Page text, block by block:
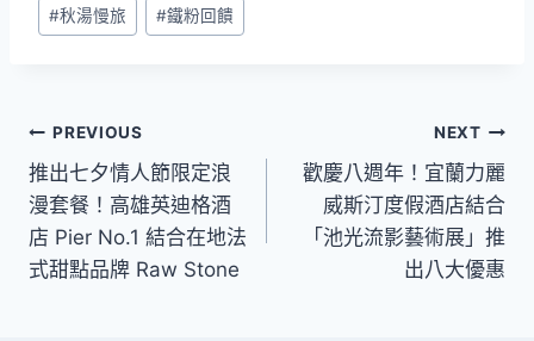
#秋湯慢旅 #鐵粉回饋
文
章
導
覽
PREVIOUS
推出七夕情人節限定浪
漫套餐！高雄英迪格酒
店 Pier No.1 結合在地法
式甜點品牌 Raw Stone
NEXT
歡慶八週年！宜蘭力麗
威斯汀度假酒店結合
「池光流影藝術展」推
出八大優惠